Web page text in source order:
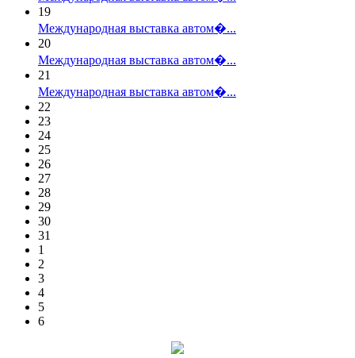
19
Международная выставка автом�...
20
Международная выставка автом�...
21
Международная выставка автом�...
22
23
24
25
26
27
28
29
30
31
1
2
3
4
5
6